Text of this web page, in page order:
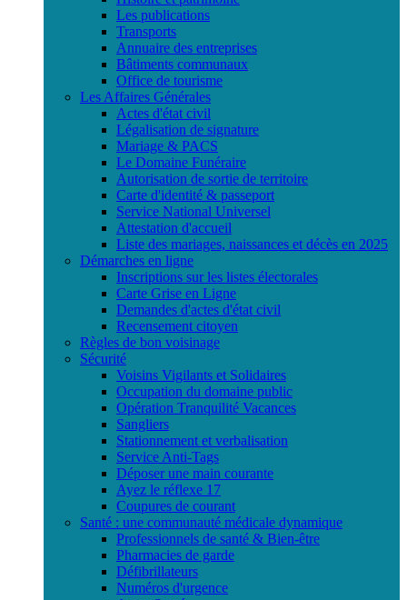
Les publications
Transports
Annuaire des entreprises
Bâtiments communaux
Office de tourisme
Les Affaires Générales
Actes d'état civil
Légalisation de signature
Mariage & PACS
Le Domaine Funéraire
Autorisation de sortie de territoire
Carte d'identité & passeport
Service National Universel
Attestation d'accueil
Liste des mariages, naissances et décès en 2025
Démarches en ligne
Inscriptions sur les listes électorales
Carte Grise en Ligne
Demandes d'actes d'état civil
Recensement citoyen
Règles de bon voisinage
Sécurité
Voisins Vigilants et Solidaires
Occupation du domaine public
Opération Tranquilité Vacances
Sangliers
Stationnement et verbalisation
Service Anti-Tags
Déposer une main courante
Ayez le réflexe 17
Coupures de courant
Santé : une communauté médicale dynamique
Professionnels de santé & Bien-être
Pharmacies de garde
Défibrillateurs
Numéros d'urgence